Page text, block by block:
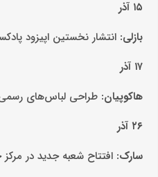
۱۵ آذر
بازلی: انتشار نخستین اپیزود
۱۷ آذر
هاکوپیان: طراحی لباس‌های رسمی
۲۶ آذر
سارک: افتتاح شعبه جدید در مرکز